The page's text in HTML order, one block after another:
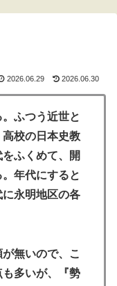
2026.06.29 2026.06.30
ふつう近世と
校の日本史教
ふくめて、開
年代にすると
に永明地区の各
無いので、こ
多いが、『勢